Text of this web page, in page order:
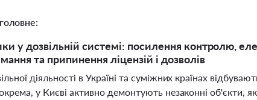
у дозвільній системі: посилення контролю,
та припинення ліцензій і дозволів
діяльності в Україні та суміжних країнах
у Києві активно демонтують незаконні об'єкти,